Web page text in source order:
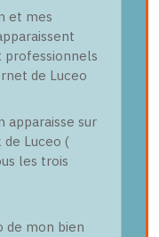
et mes
professionnels
de Luceo
apparaisse sur
Luceo (
les trois
de mon bien